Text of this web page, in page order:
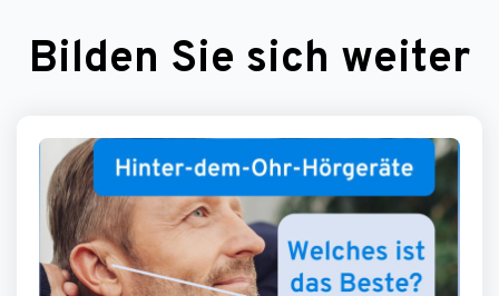
Bilden Sie sich weiter